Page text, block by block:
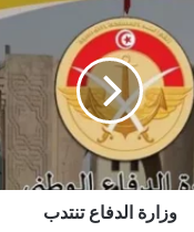
وزارة الدفاع تنتدب